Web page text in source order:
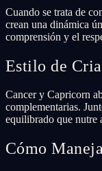
Cuando se trata de
crean una dinámica
comprensión y el
Estilo de
Cancer y Capricorn
complementarias.
equilibrado que nutre
Cómo